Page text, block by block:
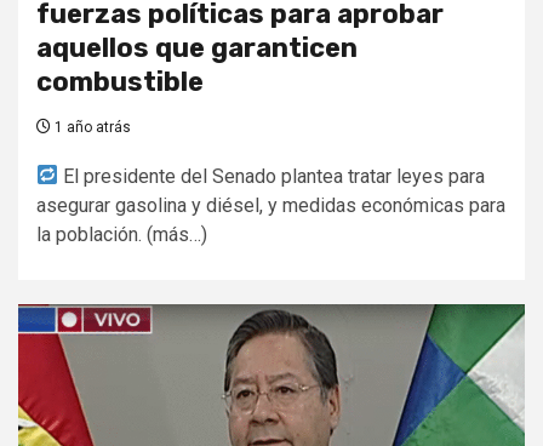
fuerzas políticas para aprobar
aquellos que garanticen
combustible
1 año atrás
El presidente del Senado plantea tratar leyes para
asegurar gasolina y diésel, y medidas económicas para
la población. (más…)